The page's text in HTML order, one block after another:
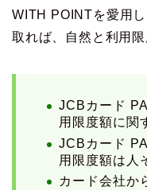
WITH POINTを愛用
取れば、自然と利用
JCBカード
用限度額に関
JCBカード
用限度額は人
カード会社か